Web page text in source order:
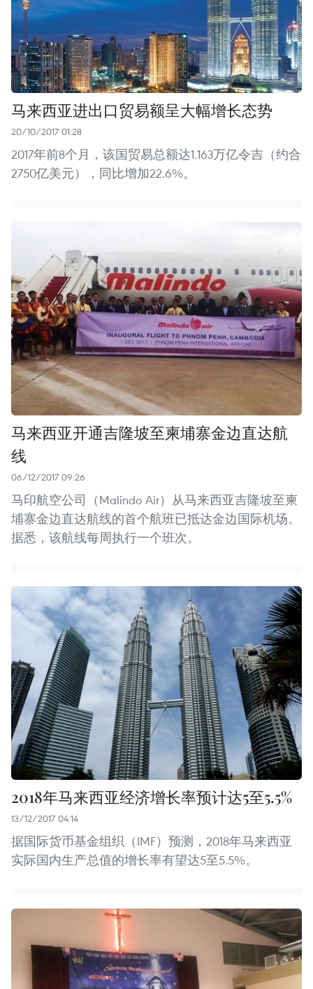
马来西亚进出口贸易额呈大幅增长态势
20/10/2017 01:28
2017年前8个月，该国贸易总额达1.163万亿令吉（约合
2750亿美元），同比增加22.6%。
马来西亚开通吉隆坡至柬埔寨金边直达航
线
06/12/2017 09:26
马印航空公司（Malindo Air）从马来西亚吉隆坡至柬
埔寨金边直达航线的首个航班已抵达金边国际机场。
据悉，该航线每周执行一个班次。
2018年马来西亚经济增长率预计达5至5.5%
13/12/2017 04:14
据国际货币基金组织（IMF）预测，2018年马来西亚
实际国内生产总值的增长率有望达5至5.5%。